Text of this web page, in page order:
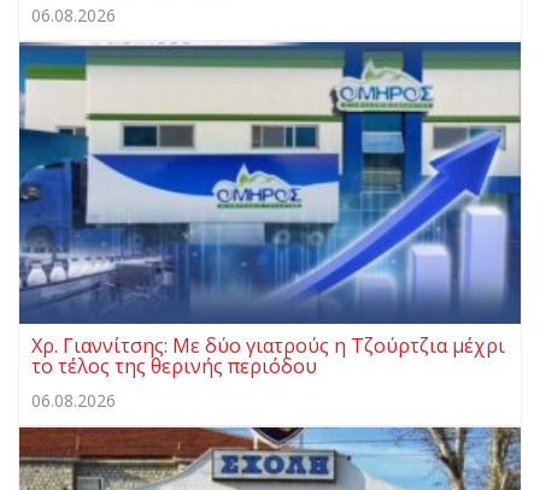
06.08.2026
Χρ. Γιαννίτσης: Με δύο γιατρούς η Τζούρτζια μέχρι
το τέλος της θερινής περιόδου
06.08.2026